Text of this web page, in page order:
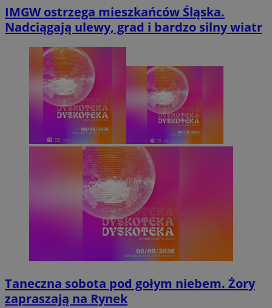
IMGW ostrzega mieszkańców Śląska.
Nadciągają ulewy, grad i bardzo silny wiatr
Taneczna sobota pod gołym niebem. Żory
zapraszają na Rynek